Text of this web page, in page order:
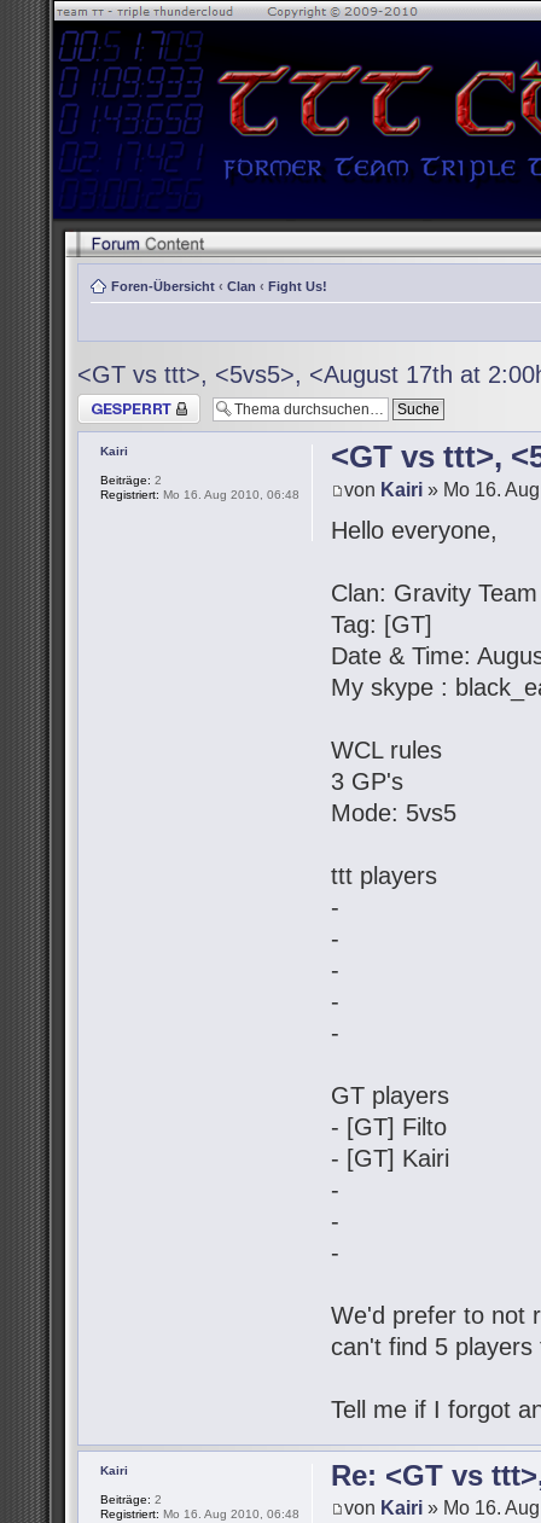
Foren-Übersicht ‹ Clan ‹ Fight Us!
<GT vs ttt>, <5vs5>, <August 17th at
Thema gesperrt
<GT vs ttt>,
von Kairi » Mo 16.
Hello everyone,
Clan: Gravity Team
Tag: [GT]
Date & Time:
My skype :
WCL rules
3 GP's
Mode: 5vs5
ttt players
-
-
-
-
-
GT players
- [GT] Filto
- [GT] Kairi
-
-
-
We'd prefer to not
can't find 5
Tell me if I forgot
Kairi
Beiträge: 2
Registriert: Mo 16. Aug 2010, 06:48
Re: <GT vs
von Kairi » Mo 16.
Kairi
Beiträge: 2
Registriert: Mo 16. Aug 2010, 06:48